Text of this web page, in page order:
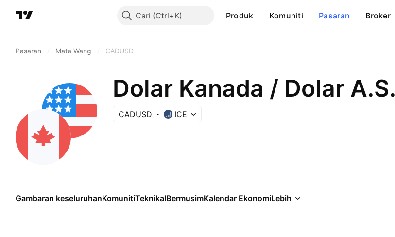
Cari Produk Komuniti Pasaran Broker
Pasaran Mata Wang CADUSD
Dolar Kanada / Dolar A.S.
CADUSD ICE
Gambaran keseluruhanKomunitiTeknikalBermusimKalendar EkonomiLebih